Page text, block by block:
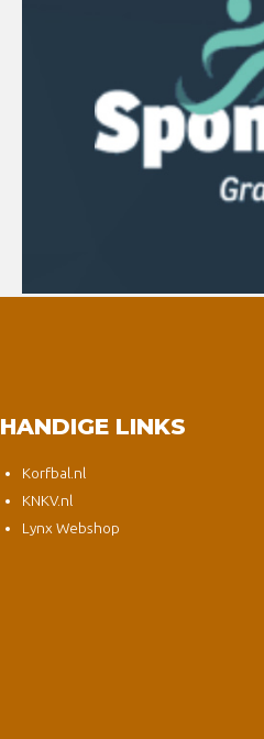
HANDIGE LINKS
Korfbal.nl
KNKV.nl
Lynx Webshop